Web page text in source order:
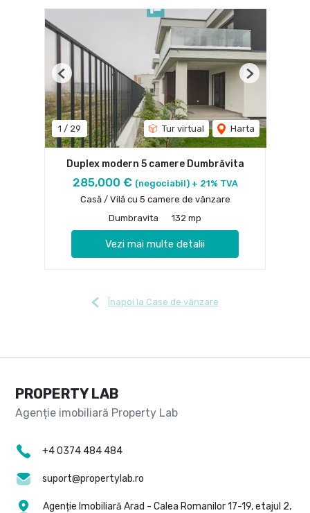
1 / 29 Tur virtual Harta
Previous Next
Duplex modern 5 camere Dumbrăvita
285,000 € (negociabil) + 21% TVA
Casă / Vilă cu 5 camere de vânzare
Dumbravita
132 mp
Vezi mai multe detalii
Înapoi la Case de vânzare
PROPERTY LAB
+4 0374 484 484
suport@propertylab.ro
Agenție Imobiliară Arad - Calea Romanilor 17-19, etajul 2,